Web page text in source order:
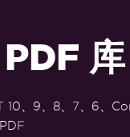
库
10、9、8、7、6、